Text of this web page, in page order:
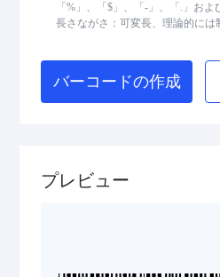
MSI Plessey (MSI Mod 10)
Pharmacode
Telepen
LOGMARS
「%」、「$」、「-」、「.」およ
長さながさ：可変長、理論的には
バーコードの作成
プレビュー